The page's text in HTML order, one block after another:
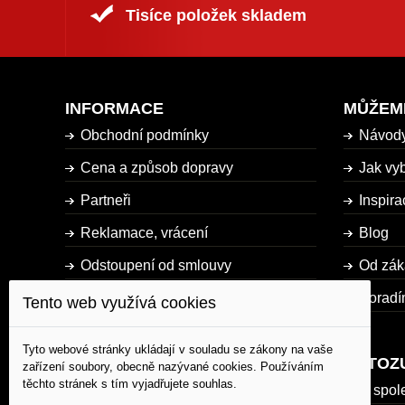
Tisíce položek skladem
INFORMACE
Obchodní podmínky
Cena a způsob dopravy
Partneři
Reklamace, vrácení
Odstoupení od smlouvy
Dostupnost zboží
Mapa stránky
Jak
Blog
Od
O
Tento web využívá cookies
Tyto webové stránky ukládají v souladu se zákony na vaše
zařízení soubory, obecně nazývané cookies. Používáním
těchto stránek s tím vyjadřujete souhlas.